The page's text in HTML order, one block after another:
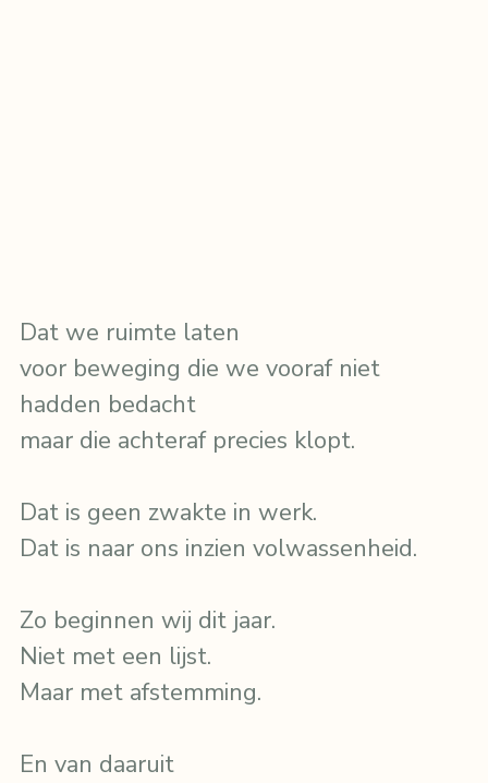
Dat we ruimte laten
voor beweging die we vooraf niet
hadden bedacht
maar die achteraf precies klopt.
Dat is geen zwakte in werk.
Dat is naar ons inzien volwassenheid.
Zo beginnen wij dit jaar.
Niet met een lijst.
Maar met afstemming.
En van daaruit